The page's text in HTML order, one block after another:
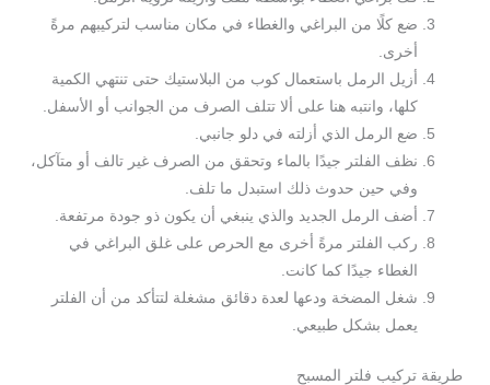
ضع كلًا من البراغي والغطاء في مكان مناسب لتركيبهم مرةً
أخرى.
أزيل الرمل باستعمال كوب من البلاستيك حتى تنتهي الكمية
كلها، وانتبه هنا على ألا تتلف الصرف من الجوانب أو الأسفل.
ضع الرمل الذي أزلته في دلو جانبي.
نظف الفلتر جيدًا بالماء وتحقق من الصرف غير تالف أو متآكل،
وفي حين حدوث ذلك استبدل ما تلف.
أضف الرمل الجديد والذي ينبغي أن يكون ذو جودة مرتفعة.
ركب الفلتر مرةً أخرى مع الحرص على غلق البراغي في
الغطاء جيدًا كما كانت.
شغل المضخة ودعها لعدة دقائق مشغلة لتتأكد من أن الفلتر
يعمل بشكل طبيعي.
طريقة تركيب فلتر المسبح